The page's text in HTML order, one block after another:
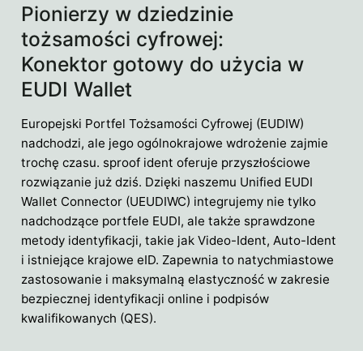
Pionierzy w dziedzinie
tożsamości cyfrowej:
Konektor gotowy do użycia w
EUDI Wallet
Europejski Portfel Tożsamości Cyfrowej (EUDIW)
nadchodzi, ale jego ogólnokrajowe wdrożenie zajmie
trochę czasu. sproof ident oferuje przyszłościowe
rozwiązanie już dziś. Dzięki naszemu Unified EUDI
Wallet Connector (UEUDIWC) integrujemy nie tylko
nadchodzące portfele EUDI, ale także sprawdzone
metody identyfikacji, takie jak Video-Ident, Auto-Ident
i istniejące krajowe eID. Zapewnia to natychmiastowe
zastosowanie i maksymalną elastyczność w zakresie
bezpiecznej identyfikacji online i podpisów
kwalifikowanych (QES).